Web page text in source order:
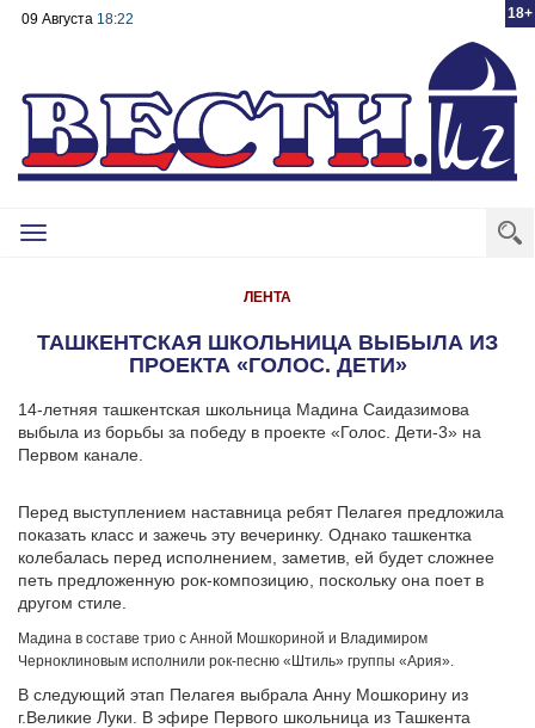
18+
09 Августа 18:22
Toggle
ЛЕНТА
ТАШКЕНТСКАЯ ШКОЛЬНИЦА ВЫБЫЛА ИЗ
ПРОЕКТА «ГОЛОС. ДЕТИ»
14-летняя ташкентская школьница Мадина Саидазимова
выбыла из борьбы за победу в проекте «Голос. Дети-3» на
Первом канале.
Перед выступлением наставница ребят Пелагея предложила
показать класс и зажечь эту вечеринку. Однако ташкентка
колебалась перед исполнением, заметив, ей будет сложнее
петь предложенную рок-композицию, поскольку она поет в
другом стиле.
Мадина в составе трио с Анной Мошкориной и Владимиром
Черноклиновым исполнили рок-песню «Штиль» группы «Ария».
В следующий этап Пелагея выбрала Анну Мошкорину из
г.Великие Луки. В эфире Первого школьница из Ташкента